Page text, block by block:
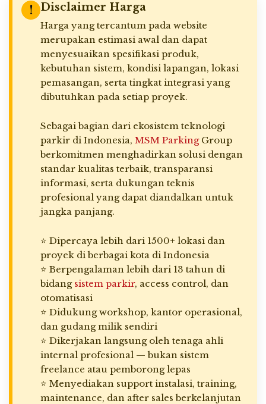
! Disclaimer Harga
Harga yang tercantum pada website
merupakan estimasi awal dan dapat
menyesuaikan spesifikasi produk,
kebutuhan sistem, kondisi lapangan, lokasi
pemasangan, serta tingkat integrasi yang
dibutuhkan pada setiap proyek.
Sebagai bagian dari ekosistem teknologi
parkir di Indonesia, MSM ParkingGroup
berkomitmen menghadirkan solusi dengan
standar kualitas terbaik, transparansi
informasi, serta dukungan teknis
profesional yang dapat diandalkan untuk
jangka panjang.
⭐ Dipercaya lebih dari 1500+ lokasi dan
proyek di berbagai kota di Indonesia
⭐ Berpengalaman lebih dari 13 tahun di
bidang sistem parkir, access control, dan
otomatisasi
⭐ Didukung workshop, kantor operasional,
dan gudang milik sendiri
⭐ Dikerjakan langsung oleh tenaga ahli
internal profesional — bukan sistem
freelance atau pemborong lepas
⭐ Menyediakan support instalasi, training,
maintenance, dan after sales berkelanjutan